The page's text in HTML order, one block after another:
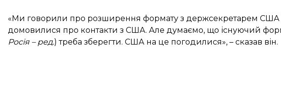
«Ми говорили про розширення формату з держсекретарем США
домовилися про контакти з США. Але думаємо, що існуючий
Росія – ред.) треба зберегти. США на це погодилися», – сказав він.